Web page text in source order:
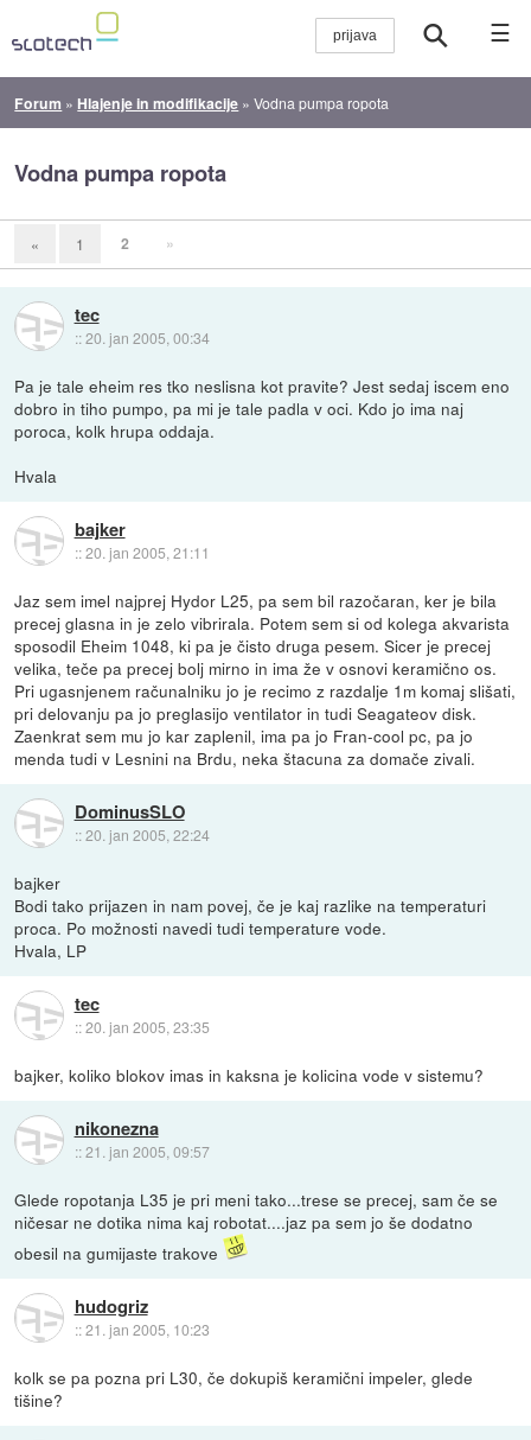
☰
Forum » Hlajenje in modifikacije »Vodna pumpa ropota
Vodna pumpa ropota
« 1 2 »
tec
::20. jan 2005, 00:34
Pa je tale eheim res tko neslisna kot pravite? Jest sedaj iscem eno
dobro in tiho pumpo, pa mi je tale padla v oci. Kdo jo ima naj
poroca, kolk hrupa oddaja.
Hvala
bajker
::20. jan 2005, 21:11
Jaz sem imel najprej Hydor L25, pa sem bil razočaran, ker je bila
precej glasna in je zelo vibrirala. Potem sem si od kolega akvarista
sposodil Eheim 1048, ki pa je čisto druga pesem. Sicer je precej
velika, teče pa precej bolj mirno in ima že v osnovi keramično os.
Pri ugasnjenem računalniku jo je recimo z razdalje 1m komaj slišati,
pri delovanju pa jo preglasijo ventilator in tudi Seagateov disk.
Zaenkrat sem mu jo kar zaplenil, ima pa jo Fran-cool pc, pa jo
menda tudi v Lesnini na Brdu, neka štacuna za domače zivali.
DominusSLO
::20. jan 2005, 22:24
bajker
Bodi tako prijazen in nam povej, če je kaj razlike na temperaturi
proca. Po možnosti navedi tudi temperature vode.
Hvala, LP
tec
::20. jan 2005, 23:35
bajker, koliko blokov imas in kaksna je kolicina vode v sistemu?
nikonezna
::21. jan 2005, 09:57
Glede ropotanja L35 je pri meni tako...trese se precej, sam če se
ničesar ne dotika nima kaj robotat....jaz pa sem jo še dodatno
obesil na gumijaste trakove
hudogriz
::21. jan 2005, 10:23
kolk se pa pozna pri L30, če dokupiš keramični impeler, glede
tišine?